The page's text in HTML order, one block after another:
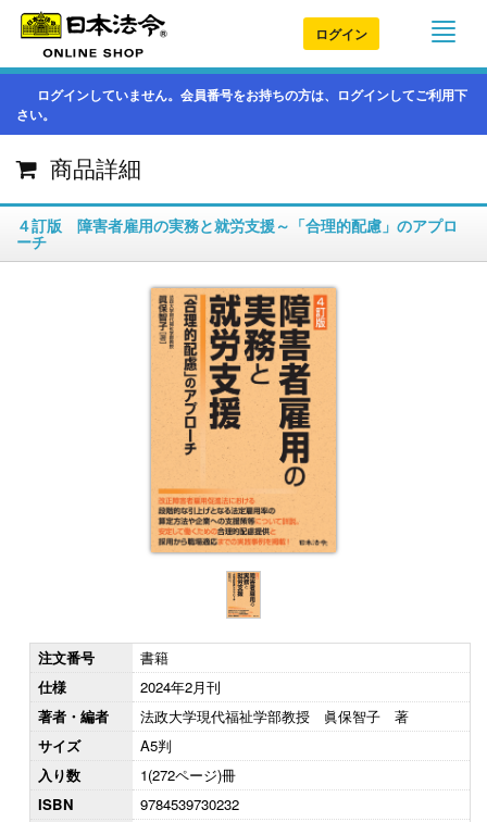
ログイン
ログインしていません。会員番号をお持ちの方は、ログインしてご利用下
さい。
商品詳細
４訂版 障害者雇用の実務と就労支援～「合理的配慮」のアプロ
ーチ
注文番号
書籍
仕様
2024年2月刊
著者・編者
法政大学現代福祉学部教授 眞保智子 著
サイズ
A5判
入り数
1(272ページ)冊
ISBN
9784539730232